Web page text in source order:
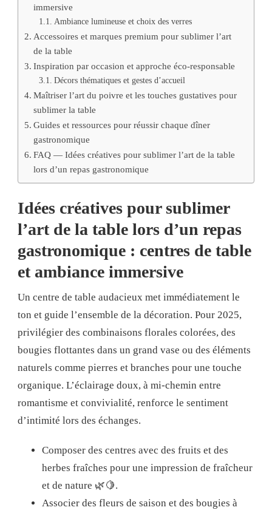
immersive
Ambiance lumineuse et choix des verres
Accessoires et marques premium pour sublimer l’art
de la table
Inspiration par occasion et approche éco-responsable
Décors thématiques et gestes d’accueil
Maîtriser l’art du poivre et les touches gustatives pour
sublimer la table
Guides et ressources pour réussir chaque dîner
gastronomique
FAQ — Idées créatives pour sublimer l’art de la table
lors d’un repas gastronomique
Idées créatives pour sublimer
l’art de la table lors d’un repas
gastronomique : centres de table
et ambiance immersive
Un centre de table audacieux met immédiatement le
ton et guide l’ensemble de la décoration. Pour 2025,
privilégier des combinaisons florales colorées, des
bougies flottantes dans un grand vase ou des éléments
naturels comme pierres et branches pour une touche
organique. L’éclairage doux, à mi-chemin entre
romantisme et convivialité, renforce le sentiment
d’intimité lors des échanges.
Composer des centres avec des fruits et des
herbes fraîches pour une impression de fraîcheur
et de nature 🌿🍋.
Associer des fleurs de saison et des bougies à